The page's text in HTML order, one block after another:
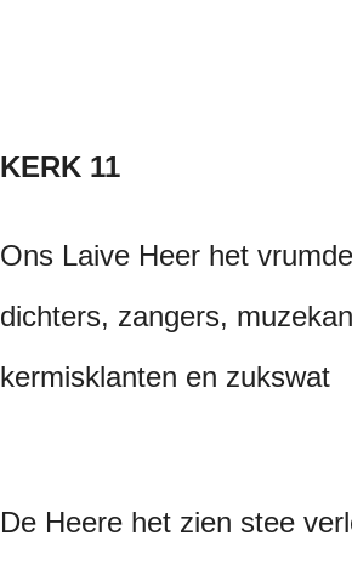
KERK 11
Ons Laive Heer het
dichters, zangers,
kermisklanten en zukswat
De Heere het zien stee